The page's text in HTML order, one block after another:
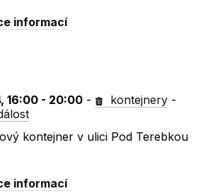
informací
16:00 - 20:00 - kontejnery -
kontejner v ulici Pod Terebkou
informací